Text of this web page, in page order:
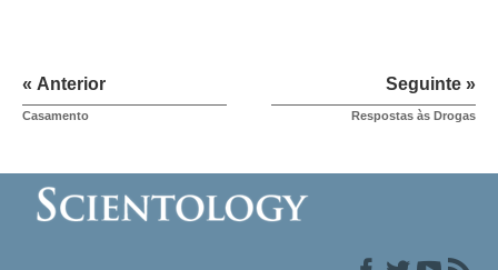
« Anterior
Casamento
Seguinte »
Respostas às Drogas